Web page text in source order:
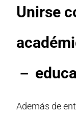
Unirse
－
Además de